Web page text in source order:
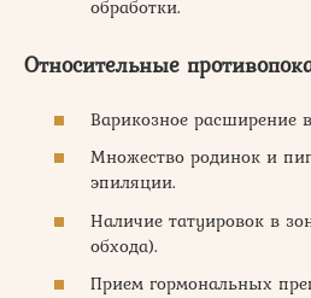
обработки.
Относительные
Варикозное расширение
Множество родинок и
эпиляции.
Наличие татуировок в
обхода).
Прием гормональных